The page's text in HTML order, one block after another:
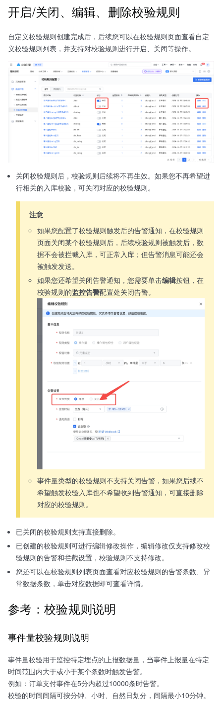
开启/关闭、编辑、删除校验规则
自定义校验规则创建完成后，后续您可以在校验规则页面查看自定
义校验规则列表，并支持对校验规则进行开启、关闭等操作。
关闭校验规则后，校验规则后续将不再生效。如果您不再希望进
行相关的入库校验，可关闭对应的校验规则。
注意
如果您配置了校验规则触发后的告警通知，在校验规则
页面关闭某个校验规则后，后续校验规则被触发后，数
据不会被拦截入库，可正常入库；但告警消息可能还会
被触发发送。
如果您还希望关闭告警通知，您需要单击编辑按钮，在
校验规则的监控告警配置处关闭告警。
事件量类型的校验规则不支持关闭告警，如果您后续不
希望触发校验入库也不希望收到告警通知，可直接删除
对应的校验规则。
已关闭的校验规则支持直接删除。
已创建的校验规则可进行编辑修改操作，编辑修改仅支持修改校
验规则的告警和拦截设置，校验规则不支持修改。
您还可以在校验规则列表页面查看对应校验规则的告警条数、异
常数据条数，单击对应数据即可查看详情。
参考：校验规则说明
事件量校验规则说明
事件量校验用于监控特定埋点的上报数据量，当事件上报量在特定
时间范围内大于或小于某个条数时触发告警。
例如：订单支付事件在5分内超过10000条时告警。
校验的时间间隔可按分钟、小时、自然日划分，间隔最小10分钟。